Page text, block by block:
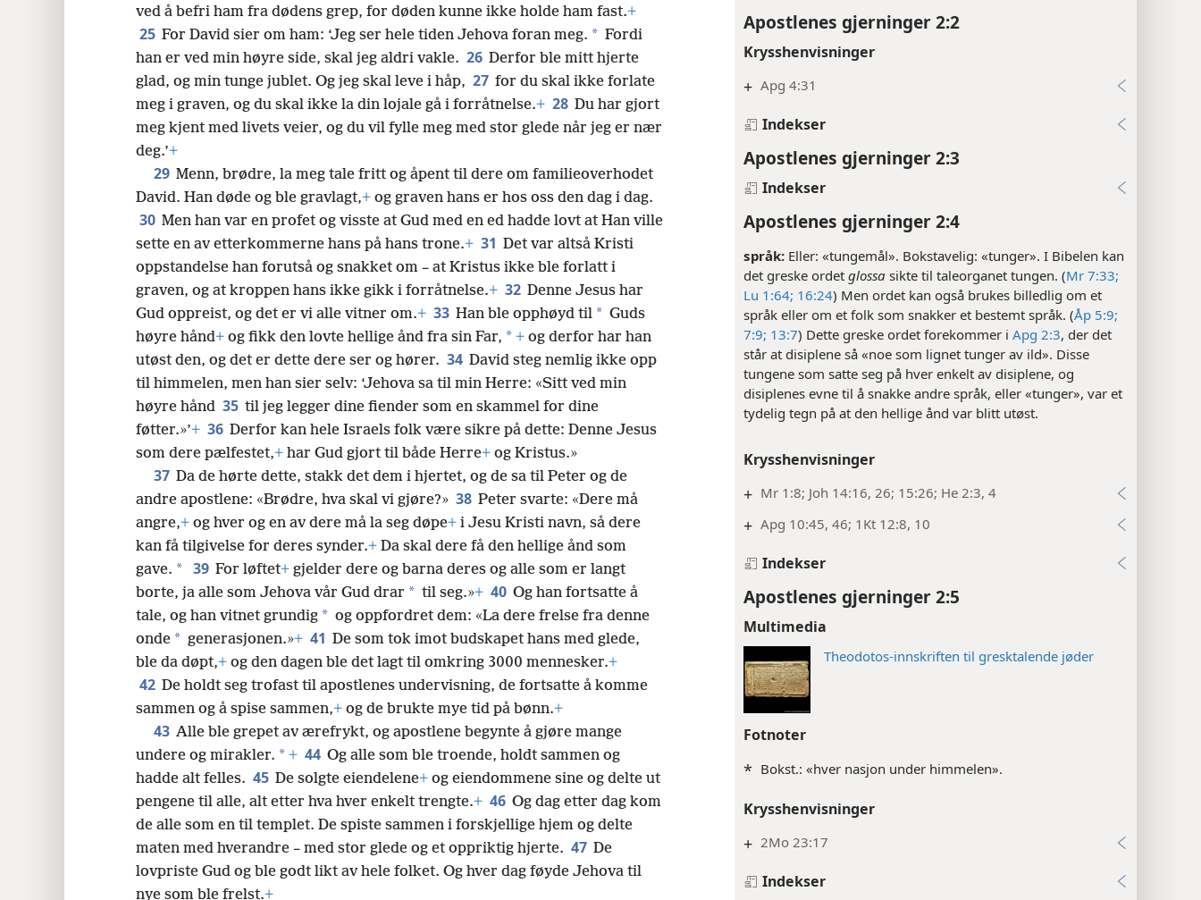
Apostlenes gjerninger 2:2
Krysshenvisninger
+ Apg 4:31
Indekser
Apostlenes gjerninger 2:3
Indekser
Apostlenes gjerninger 2:4
språk: Eller: «tungemål». Bokstavelig: «tunger». I Bibelen kan
det greske ordet glossa sikte til taleorganet tungen. (Mr 7:33;
Lu 1:64; 16:24) Men ordet kan også brukes billedlig om et
språk eller om et folk som snakker et bestemt språk. (Åp 5:9;
7:9; 13:7) Dette greske ordet forekommer i Apg 2:3, der det
står at disiplene så «noe som lignet tunger av ild». Disse
tungene som satte seg på hver enkelt av disiplene, og
disiplenes evne til å snakke andre språk, eller «tunger», var et
tydelig tegn på at den hellige ånd var blitt utøst.
Krysshenvisninger
+ Mr 1:8; Joh 14:16, 26; 15:26; He 2:3, 4
+ Apg 10:45, 46; 1Kt 12:8, 10
Indekser
Apostlenes gjerninger 2:5
Multimedia
Theodotos-innskriften til gresktalende jøder
Fotnoter
* Bokst.: «hver nasjon under himmelen».
Krysshenvisninger
+ 2Mo 23:17
Indekser
ved å befri ham fra dødens grep, for døden kunne ikke holde ham fast.+
25 For David sier om ham: ‘Jeg ser hele tiden Jehova foran meg. * Fordi
han er ved min høyre side, skal jeg aldri vakle. 26 Derfor ble mitt hjerte
glad, og min tunge jublet. Og jeg skal leve i håp, 27 for du skal ikke forlate
meg i graven, og du skal ikke la din lojale gå i forråtnelse.+ 28 Du har gjort
meg kjent med livets veier, og du vil fylle meg med stor glede når jeg er nær
deg.’+
29 Menn, brødre, la meg tale fritt og åpent til dere om familieoverhodet
David. Han døde og ble gravlagt,+ og graven hans er hos oss den dag i dag.
30 Men han var en profet og visste at Gud med en ed hadde lovt at Han ville
sette en av etterkommerne hans på hans trone.+ 31 Det var altså Kristi
oppstandelse han forutså og snakket om – at Kristus ikke ble forlatt i
graven, og at kroppen hans ikke gikk i forråtnelse.+ 32 Denne Jesus har
Gud oppreist, og det er vi alle vitner om.+ 33 Han ble opphøyd til * Guds
høyre hånd+ og fikk den lovte hellige ånd fra sin Far, * + og derfor har han
utøst den, og det er dette dere ser og hører. 34 David steg nemlig ikke opp
til himmelen, men han sier selv: ‘Jehova sa til min Herre: «Sitt ved min
høyre hånd 35 til jeg legger dine fiender som en skammel for dine
føtter.»’+ 36 Derfor kan hele Israels folk være sikre på dette: Denne Jesus
som dere pælfestet,+ har Gud gjort til både Herre+ og Kristus.»
37 Da de hørte dette, stakk det dem i hjertet, og de sa til Peter og de
andre apostlene: «Brødre, hva skal vi gjøre?» 38 Peter svarte: «Dere må
angre,+ og hver og en av dere må la seg døpe+ i Jesu Kristi navn, så dere
kan få tilgivelse for deres synder.+ Da skal dere få den hellige ånd som
gave. * 39 For løftet+ gjelder dere og barna deres og alle som er langt
borte, ja alle som Jehova vår Gud drar * til seg.»+ 40 Og han fortsatte å
tale, og han vitnet grundig * og oppfordret dem: «La dere frelse fra denne
onde * generasjonen.»+ 41 De som tok imot budskapet hans med glede,
ble da døpt,+ og den dagen ble det lagt til omkring 3000 mennesker.+
42 De holdt seg trofast til apostlenes undervisning, de fortsatte å komme
sammen og å spise sammen,+ og de brukte mye tid på bønn.+
43 Alle ble grepet av ærefrykt, og apostlene begynte å gjøre mange
undere og mirakler. * + 44 Og alle som ble troende, holdt sammen og
hadde alt felles. 45 De solgte eiendelene+ og eiendommene sine og delte ut
pengene til alle, alt etter hva hver enkelt trengte.+ 46 Og dag etter dag kom
de alle som en til templet. De spiste sammen i forskjellige hjem og delte
maten med hverandre – med stor glede og et oppriktig hjerte. 47 De
lovpriste Gud og ble godt likt av hele folket. Og hver dag føyde Jehova til
nye som ble frelst.+